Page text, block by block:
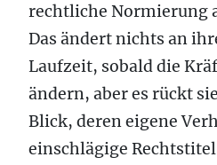
rechtliche Normierung
Das ändert nichts an
Laufzeit, sobald die
ändern, aber es rückt
Blick, deren eigene
einschlägige